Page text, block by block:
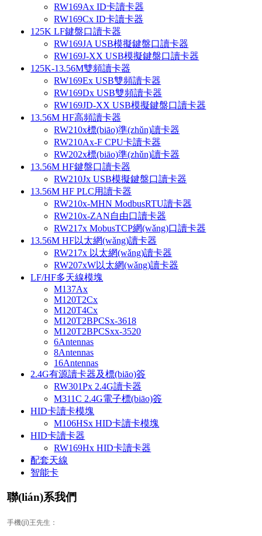
RW169Ax ID卡讀卡器
RW169Cx ID卡讀卡器
125K LF鍵盤口讀卡器
RW169JA USB模擬鍵盤口讀卡器
RW169J-XX USB模擬鍵盤口讀卡器
125K-13.56M雙頻讀卡器
RW169Ex USB雙頻讀卡器
RW169Dx USB雙頻讀卡器
RW169JD-XX USB模擬鍵盤口讀卡器
13.56M HF高頻讀卡器
RW210x標(biāo)準(zhǔn)讀卡器
RW210Ax-F CPU卡讀卡器
RW202x標(biāo)準(zhǔn)讀卡器
13.56M HF鍵盤口讀卡器
RW210Jx USB模擬鍵盤口讀卡器
13.56M HF PLC用讀卡器
RW210x-MHN ModbusRTU讀卡器
RW210x-ZAN自由口讀卡器
RW217x MobusTCP網(wǎng)口讀卡器
13.56M HF以太網(wǎng)讀卡器
RW217x 以太網(wǎng)讀卡器
RW207xW以太網(wǎng)讀卡器
LF/HF多天線模塊
M137Ax
M120T2Cx
M120T4Cx
M120T2BPCSx-3618
M120T2BPCSxx-3520
6Antennas
8Antennas
16Antennas
2.4G有源讀卡器及標(biāo)簽
RW301Px 2.4G讀卡器
M311C 2.4G電子標(biāo)簽
HID卡讀卡模塊
M106HSx HID卡讀卡模塊
HID卡讀卡器
RW169Hx HID卡讀卡器
配套天線
智能卡
聯(lián)系我們
手機(jī)王先生：